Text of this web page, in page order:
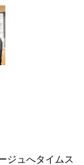
ジュへタイムス